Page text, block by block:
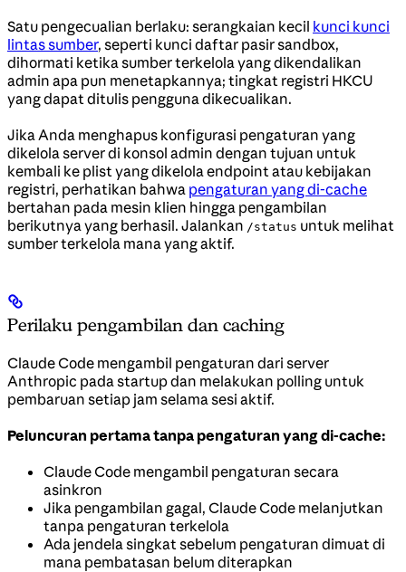
Satu pengecualian berlaku: serangkaian kecil kunci kunci
lintas sumber, seperti kunci daftar pasir sandbox,
dihormati ketika sumber terkelola yang dikendalikan
admin apa pun menetapkannya; tingkat registri HKCU
yang dapat ditulis pengguna dikecualikan.
Jika Anda menghapus konfigurasi pengaturan yang
dikelola server di konsol admin dengan tujuan untuk
kembali ke plist yang dikelola endpoint atau kebijakan
registri, perhatikan bahwa pengaturan yang di-cache
bertahan pada mesin klien hingga pengambilan
berikutnya yang berhasil. Jalankan /status untuk melihat
sumber terkelola mana yang aktif.
Perilaku pengambilan dan caching
Claude Code mengambil pengaturan dari server
Anthropic pada startup dan melakukan polling untuk
pembaruan setiap jam selama sesi aktif.
Peluncuran pertama tanpa pengaturan yang di-cache:
Claude Code mengambil pengaturan secara
asinkron
Jika pengambilan gagal, Claude Code melanjutkan
tanpa pengaturan terkelola
Ada jendela singkat sebelum pengaturan dimuat di
mana pembatasan belum diterapkan